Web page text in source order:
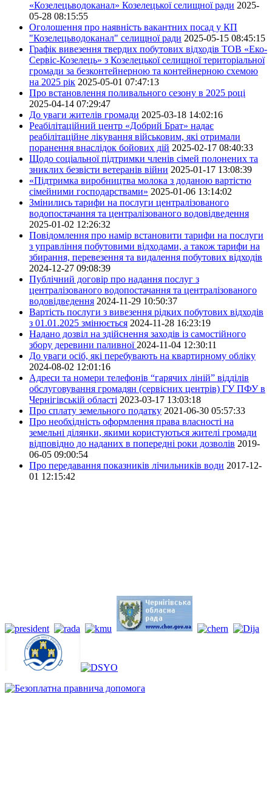
«Козелецьводоканал» Козелецької селищної ради 2025-
05-28 08:15:55
Оголошення про наявність вакантних посад у КП
"Козелецьводоканал" селищної ради 2025-05-15 08:45:15
Графік вивезення твердих побутових відходів ТОВ «Еко-
Сервіс-Козелець» з Козелецької селищної територіальної
громади за безконтейнерною та контейнерною схемою
на 2025 рік 2025-05-01 07:47:13
Про встановлення поливального сезону в 2025 році
2025-04-14 07:29:47
До уваги жителів громади 2025-03-18 14:02:16
Реабілітаційний центр «Добрий Брат» надає
реабілітаційне лікування військовим, які отримали
поранення внаслідок бойових дій 2025-02-17 08:40:33
Щодо соціальної підтримки членів сімей полонених та
зниклих безвісти ветеранів війни 2025-01-17 13:08:39
«Підтримка виробництва молока з доданою вартістю
сімейними господарствами» 2025-01-06 13:14:02
Змінились тарифи на послуги централізованого
водопостачання та централізованого водовідведення
2025-01-02 12:26:32
Повідомлення про намір встановити тарифи на послуги
з управління побутовими відходами, а також тарифи на
збирання, перевезення та видалення побутових відходів
2024-12-27 09:08:39
Публічний договір про надання послуг з
централізованого водопостачання та централізованого
водовідведення 2024-11-29 10:50:37
Вартість послуги з вивезення рідких побутових відходів
з 01.01.2025 змінюється 2024-11-28 16:23:19
Надано дозвіл на здійснення заходів із самостійного
збору деревини паливної2024-11-04 12:30:11
До уваги осіб, які перебувають на квартирному обліку
2024-08-02 12:01:16
Адреси та номери телефонів “гарячих ліній” відділів
обслуговування громадян (сервісних центрів) ГУ ПФУ в
Чернігівській області 2023-03-17 13:03:18
Про сплату земельного податку 2021-06-30 05:57:33
Про необхідність оформлення права власності на
земельні ділянки, якими користуються жителі громади
відповідно до наданих в попередні роки дозволів 2019-
06-05 09:00:54
Про передавання показників лічильників води 2017-12-
01 12:15:42